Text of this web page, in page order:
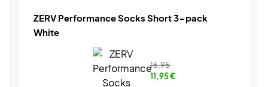
ZERV Performance Socks Short 3-pack
White
16,95
11,95€